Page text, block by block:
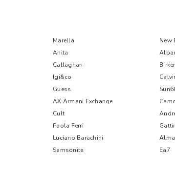
Marella
New
Anita
Callaghan
Igi&co
Guess
AX Armani Exchange
Cult
Paola Ferri
Luciano Barachini
Alma
Samsonite Ea7